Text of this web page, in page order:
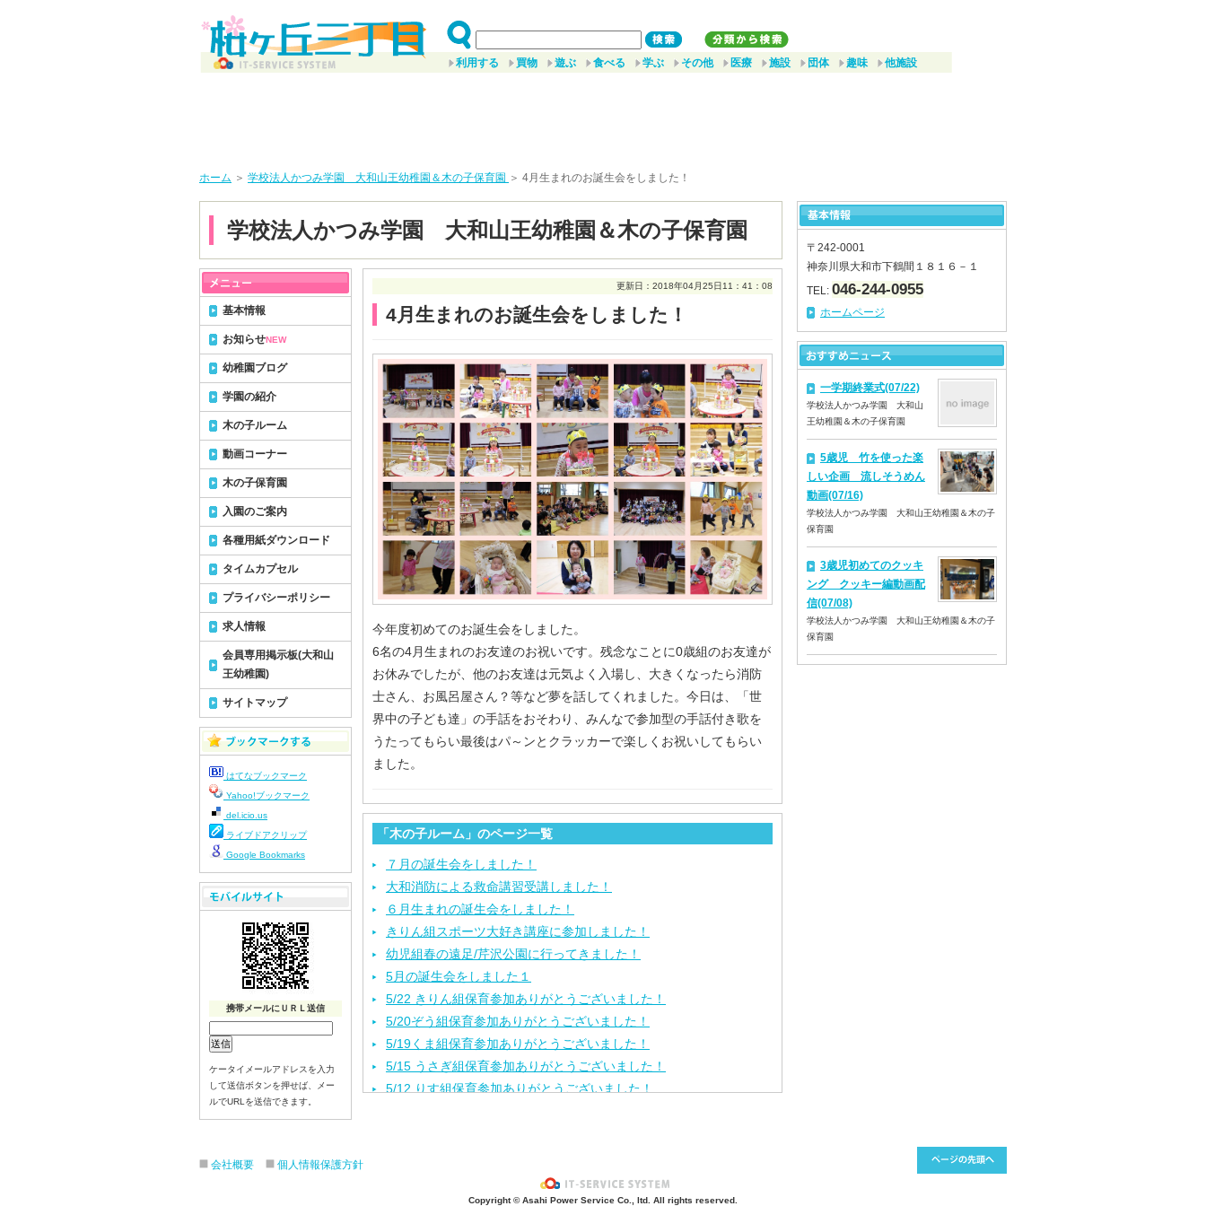
利用する 買物 遊ぶ 食べる 学ぶ その他 医療 施設 団体 趣味 他施設
ホーム ＞ 学校法人かつみ学園 大和山王幼稚園＆木の子保育園 ＞ 4月生まれのお誕生会をしました！
学校法人かつみ学園 大和山王幼稚園＆木の子保育園
更新日：2018年04月25日11：41：08
4月生まれのお誕生会をしました！
今年度初めてのお誕生会をしました。
6名の4月生まれのお友達のお祝いです。残念なことに0歳組のお友達が
お休みでしたが、他のお友達は元気よく入場し、大きくなったら消防
士さん、お風呂屋さん？等など夢を話してくれました。今日は、「世
界中の子ども達」の手話をおそわり、みんなで参加型の手話付き歌を
うたってもらい最後はパ～ンとクラッカーで楽しくお祝いしてもらい
ました。
「木の子ルーム」のページ一覧
７月の誕生会をしました！
大和消防による救命講習受講しました！
６月生まれの誕生会をしました！
きりん組スポーツ大好き講座に参加しました！
幼児組春の遠足/芹沢公園に行ってきました！
5月の誕生会をしました１
5/22 きりん組保育参加ありがとうございました！
5/20ぞう組保育参加ありがとうございました！
5/19くま組保育参加ありがとうございました！
5/15 うさぎ組保育参加ありがとうございました！
5/12 りす組保育参加ありがとうございました！
きりんさんとのお別れ会をしました！
基本情報
お知らせNEW
幼稚園ブログ
学園の紹介
木の子ルーム
動画コーナー
木の子保育園
入園のご案内
各種用紙ダウンロード
タイムカプセル
プライバシーポリシー
求人情報
会員専用掲示板(大和山
王幼稚園)
サイトマップ
はてなブックマーク
Yahoo!ブックマーク
del.icio.us
ライブドアクリップ
Google Bookmarks
携帯メールにＵＲＬ送信
ケータイメールアドレスを入力
して送信ボタンを押せば、メー
ルでURLを送信できます。
〒242-0001
神奈川県大和市下鶴間１８１６－１
TEL: 046-244-0955
ホームページ
一学期終業式(07/22)
学校法人かつみ学園 大和山
王幼稚園＆木の子保育園
5歳児 竹を使った楽
しい企画 流しそうめん
動画(07/16)
学校法人かつみ学園 大和山王幼稚園＆木の子
保育園
3歳児初めてのクッキ
ング クッキー編動画配
信(07/08)
学校法人かつみ学園 大和山王幼稚園＆木の子
保育園
会社概要 個人情報保護方針
Copyright © Asahi Power Service Co., ltd. All rights reserved.